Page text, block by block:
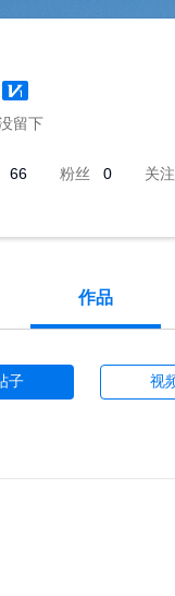
留下
66 粉丝 0 关注
作品
子 视